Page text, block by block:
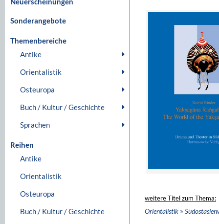
Sonderangebote
Themenbereiche
Antike
Orientalistik
Osteuropa
Buch / Kultur / Geschichte
Sprachen
Reihen
Antike
Orientalistik
Osteuropa
Buch / Kultur / Geschichte
weitere Titel zum Thema:
Orientalistik »